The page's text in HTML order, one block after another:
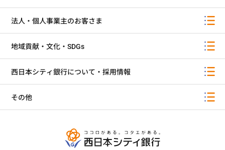
法人・個人事業主のお客さま
地域貢献・文化・SDGs
西日本シティ銀行について・採用情報
その他